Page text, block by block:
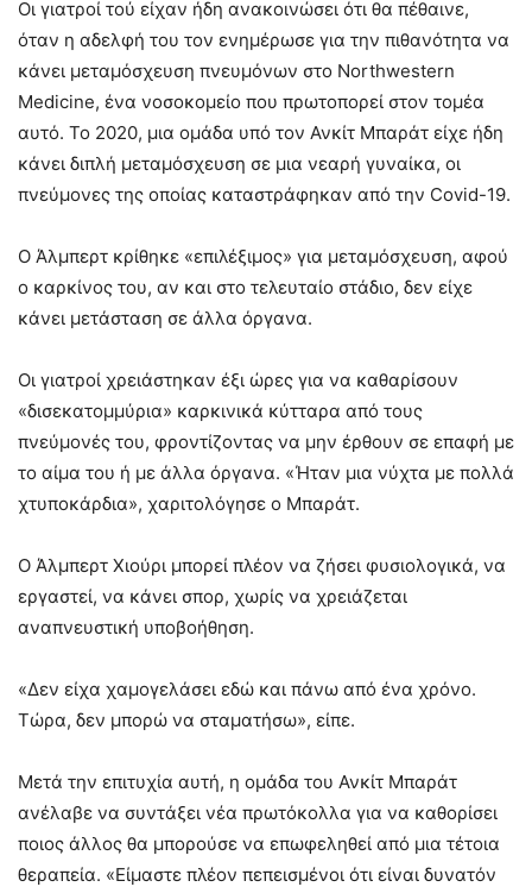
Οι γιατροί τού είχαν ήδη ανακοινώσει ότι θα πέθαινε,
όταν η αδελφή του τον ενημέρωσε για την πιθανότητα να
κάνει μεταμόσχευση πνευμόνων στο Northwestern
Medicine, ένα νοσοκομείο που πρωτοπορεί στον τομέα
αυτό. Το 2020, μια ομάδα υπό τον Ανκίτ Μπαράτ είχε ήδη
κάνει διπλή μεταμόσχευση σε μια νεαρή γυναίκα, οι
πνεύμονες της οποίας καταστράφηκαν από την Covid-19.
Ο Άλμπερτ κρίθηκε «επιλέξιμος» για μεταμόσχευση, αφού
ο καρκίνος του, αν και στο τελευταίο στάδιο, δεν είχε
κάνει μετάσταση σε άλλα όργανα.
Οι γιατροί χρειάστηκαν έξι ώρες για να καθαρίσουν
«δισεκατομμύρια» καρκινικά κύτταρα από τους
πνεύμονές του, φροντίζοντας να μην έρθουν σε επαφή με
το αίμα του ή με άλλα όργανα. «Ήταν μια νύχτα με πολλά
χτυποκάρδια», χαριτολόγησε ο Μπαράτ.
Ο Άλμπερτ Χιούρι μπορεί πλέον να ζήσει φυσιολογικά, να
εργαστεί, να κάνει σπορ, χωρίς να χρειάζεται
αναπνευστική υποβοήθηση.
«Δεν είχα χαμογελάσει εδώ και πάνω από ένα χρόνο.
Τώρα, δεν μπορώ να σταματήσω», είπε.
Μετά την επιτυχία αυτή, η ομάδα του Ανκίτ Μπαράτ
ανέλαβε να συντάξει νέα πρωτόκολλα για να καθορίσει
ποιος άλλος θα μπορούσε να επωφεληθεί από μια τέτοια
θεραπεία. «Είμαστε πλέον πεπεισμένοι ότι είναι δυνατόν